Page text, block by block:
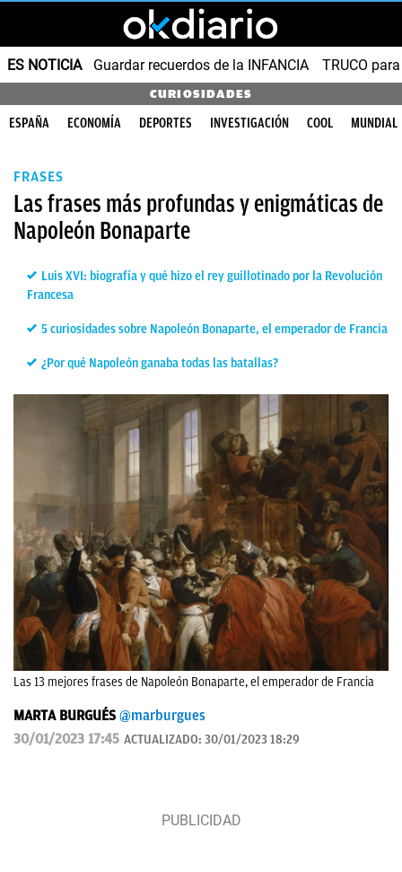
ES NOTICIA Guardar recuerdos de la INFANCIA TRUCO
CURIOSIDADES
ESPAÑA ECONOMÍA DEPORTES INVESTIGACIÓN COOL MUNDIAL
FRASES
Las frases más profundas y enigmáticas de
Napoleón Bonaparte
Luis XVI: biografía y qué hizo el rey guillotinado por la Revolución
Francesa
5 curiosidades sobre Napoleón Bonaparte, el emperador de Francia
¿Por qué Napoleón ganaba todas las batallas?
Las 13 mejores frases de Napoleón Bonaparte, el emperador de Francia
MARTA BURGUÉS @marburgues
30/01/2023 17:45 ACTUALIZADO: 30/01/2023 18:29